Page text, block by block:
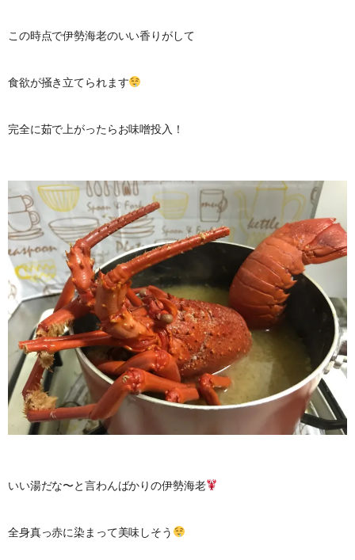
この時点で伊勢海老のいい香りがして
食欲が掻き立てられます
完全に茹で上がったらお味噌投入！
いい湯だな〜と言わんばかりの伊勢海老
全身真っ赤に染まって美味しそう